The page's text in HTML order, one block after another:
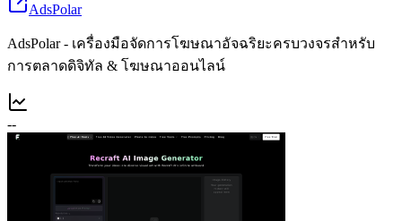
AdsPolar
AdsPolar - เครื่องมือจัดการโฆษณาอัจฉริยะครบวงจรสำหรับ
การตลาดดิจิทัล & โฆษณาออนไลน์
--